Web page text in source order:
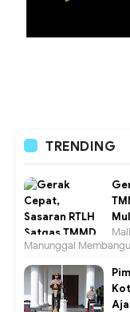
TRENDING
Manunggal